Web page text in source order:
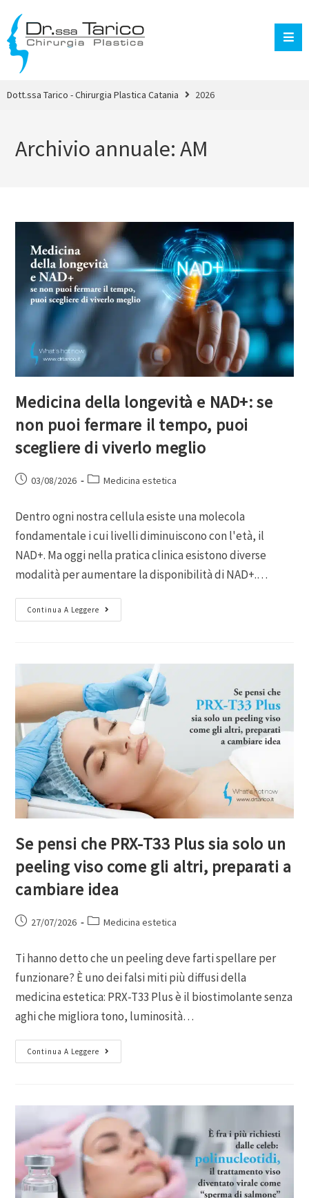
Dott.ssa Tarico - Chirurgia Plastica Catania 2026
Archivio annuale: AM
Medicina della longevità e NAD+: se
non puoi fermare il tempo, puoi
scegliere di viverlo meglio
03/08/2026 Medicina estetica
Dentro ogni nostra cellula esiste una molecola
fondamentale i cui livelli diminuiscono con l'età, il
NAD+. Ma oggi nella pratica clinica esistono diverse
modalità per aumentare la disponibilità di NAD+.…
Continua A Leggere
Se pensi che PRX-T33 Plus sia solo un
peeling viso come gli altri, preparati a
cambiare idea
27/07/2026 Medicina estetica
Ti hanno detto che un peeling deve farti spellare per
funzionare? È uno dei falsi miti più diffusi della
medicina estetica: PRX-T33 Plus è il biostimolante senza
aghi che migliora tono, luminosità…
Continua A Leggere